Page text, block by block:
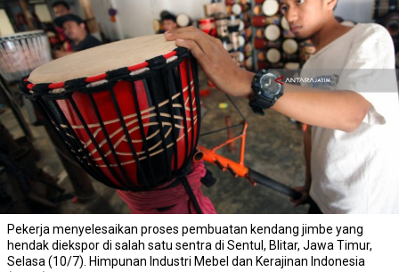
Pekerja menyelesaikan proses pembuatan kendang jimbe yang
hendak diekspor di salah satu sentra di Sentul, Blitar, Jawa Timur,
Selasa (10/7). Himpunan Industri Mebel dan Kerajinan Indonesia